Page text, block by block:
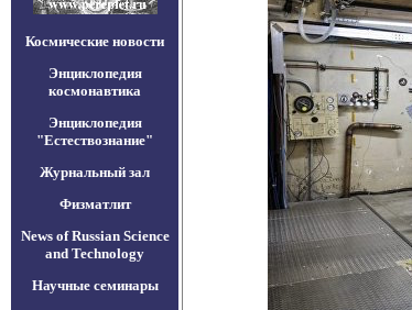
Космические новости
Энциклопедия
космонавтика
Энциклопедия
"Естествознание"
Журнальный зал
Физматлит
News of Russian Science
and Technology
Научные семинары